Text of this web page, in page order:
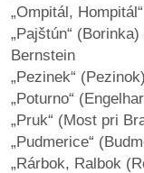
„Ompitál,
„Pajštún“
Bernstein
„Pezinek“
„Poturno“
„Pruk“ (Most pri
„Pudmerice“
„Rárbok, Ralbok